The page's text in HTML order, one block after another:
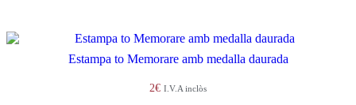
Estampa to Memorare amb medalla daurada
2€ I.V.A inclòs